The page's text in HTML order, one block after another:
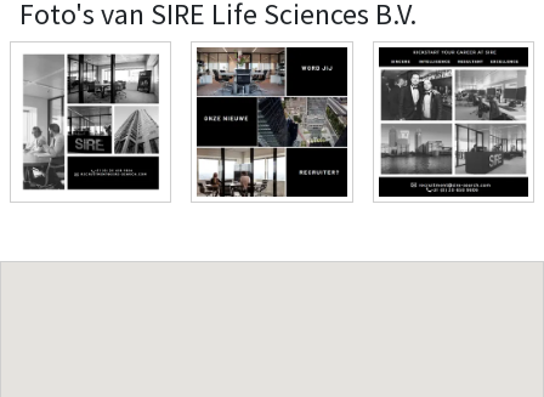
Foto's van SIRE Life Sciences B.V.